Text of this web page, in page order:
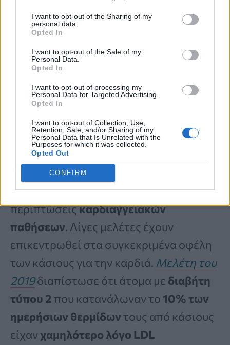
I want to opt-out of the Sharing of my
personal data.
Opted In
I want to opt-out of the Sale of my
Personal Data.
Opted In
I want to opt-out of processing my
Personal Data for Targeted Advertising.
Opted In
I want to opt-out of Collection, Use,
Retention, Sale, and/or Sharing of my
Personal Data that Is Unrelated with the
Purposes for which it was collected.
Opted Out
CONFIRM
οφέλη για την απώλεια βάρους μπορεί
να είναι ισχυρότερα με την κατανάλωση
ολόκληρων, «ωμών» κάσιους, αν και
απαιτείται περισσότερη έρευνα για
επιβεβαίωση.
3. Βελτιώνει την υγεία της καρδιάς
Διατροφές πλούσιες σε
καρπούς, συμπεριλαμβανομένων των
κάσιους, έχουνσυνδεθείμε λιγότερες
περιπτώσειςκαρδιαγγειακών
παθήσεων. Λίγες μελέτες έχουν
επικεντρωθεί στα συγκεκριμένα οφέλη
των κάσιους για την καρδιά. Μελέτη του
2019διαπίστωσε ότι άτομα με διαβήτη
τύπου 2 που κατανάλωναν το 10% των
ημερήσιων θερμίδων τους από κάσιους
είχαν χαμηλότερο λόγο LDL